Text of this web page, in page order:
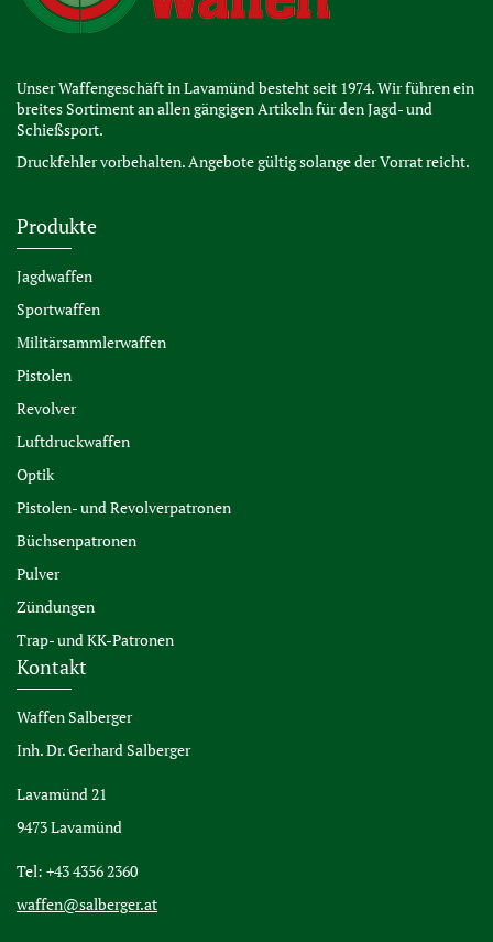
Unser Waffengeschäft in Lavamünd besteht seit 1974. Wir führen ein
breites Sortiment an allen gängigen Artikeln für den Jagd- und
Schießsport.
Druckfehler vorbehalten. Angebote gültig solange der Vorrat reicht.
Produkte
Jagdwaffen
Sportwaffen
Militärsammlerwaffen
Pistolen
Revolver
Luftdruckwaffen
Optik
Pistolen- und Revolverpatronen
Büchsenpatronen
Pulver
Zündungen
Trap- und KK-Patronen
Kontakt
Waffen Salberger
Inh. Dr. Gerhard Salberger
Lavamünd 21
9473 Lavamünd
Tel: +43 4356 2360
waffen@salberger.at